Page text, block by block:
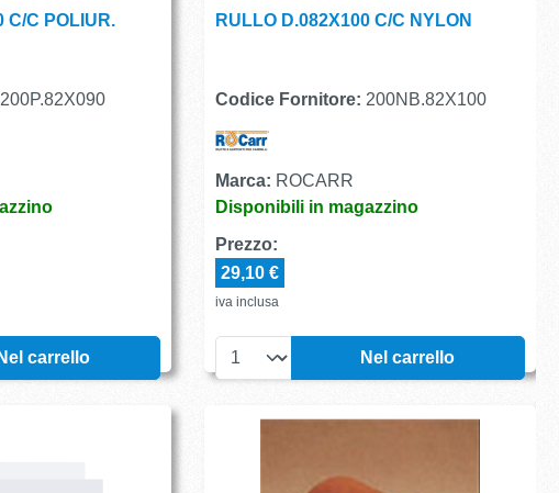
C/C POLIUR.
200P.82X090
Nel carrello
RULLO D.082X100 C/C NYLON
Codice Fornitore: 200NB.82X100
Marca: ROCARR
Disponibili in magazzino
Prezzo:
29,10 €
iva inclusa
Nel carrello